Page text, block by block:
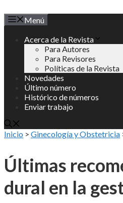
Menú
Acerca de la Revista
Para Autores
Para Revisores
Políticas de la Revista
Novedades
Último número
Histórico de números
Enviar trabajo
Inicio > Ginecología y Obstetricia
Últimas
dural en la